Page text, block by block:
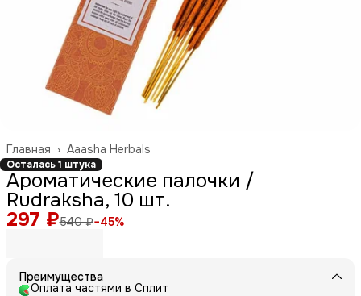
Aaasha Herbals
Главная ›
Осталась 1 штука
Ароматические палочки /
Rudraksha, 10 шт.
297 ₽540 ₽−45%
Преимущества
Оплата частями в Сплит